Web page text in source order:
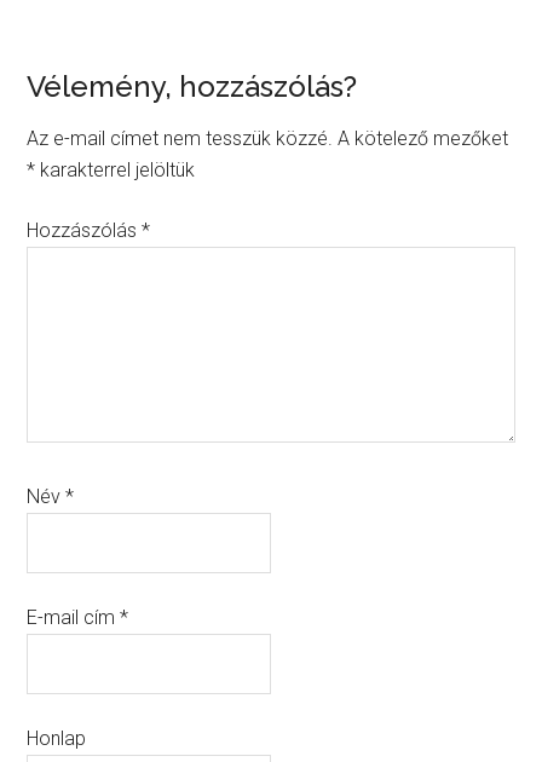
Reader
Interactions
Vélemény, hozzászólás?
Az e-mail címet nem tesszük közzé. A kötelező mezőket
* karakterrel jelöltük
Hozzászólás*
Név*
E-mail cím*
Honlap